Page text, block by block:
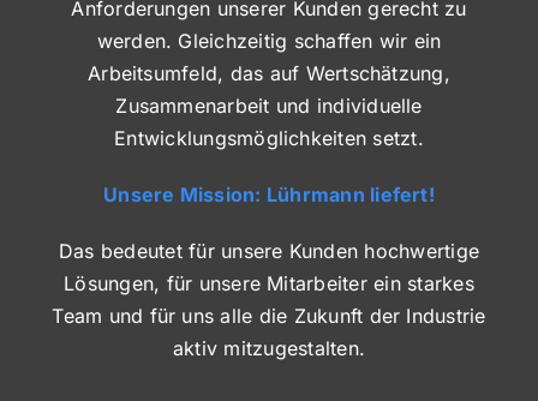
Anforderungen unserer Kunden gerecht zu
werden. Gleichzeitig schaffen wir ein
Arbeitsumfeld, das auf Wertschätzung,
Zusammenarbeit und individuelle
Entwicklungsmöglichkeiten setzt.
Unsere Mission: Lührmann liefert!
Das bedeutet für unsere Kunden hochwertige
Lösungen, für unsere Mitarbeiter ein starkes
Team und für uns alle die Zukunft der Industrie
aktiv mitzugestalten.